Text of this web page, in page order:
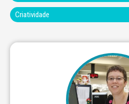
Criatividade
adipiscing elit. Ut elit
ullamcorper mattis,